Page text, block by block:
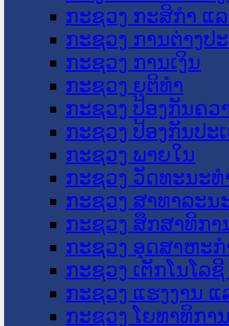
ກະຊວງ ກະສິກຳ ແ
ກະຊວງ ການຕ່າງປ
ກະຊວງ ການເງິນ
ກະຊວງ ຍຸຕິທໍາ
ກະຊວງ ປ້ອງກັນຄວ
ກະຊວງ ປ້ອງກັນປະ
ກະຊວງ ພາຍໃນ
ກະຊວງ ວັດທະນະ
ກະຊວງ ສາທາລະນ
ກະຊວງ ສຶກສາທິກາ
ກະຊວງ ອຸດສາຫະ
ກະຊວງ ເຕັກໂນໂລ
ກະຊວງ ແຮງງານ
ກະຊວງ ໂຍທາທິກາ